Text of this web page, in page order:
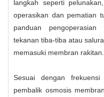
langkah seperti
operasikan dan pematian
panduan
tekanan tiba-tiba atau
memasuki membran rakitan.
Sesuai dengan
pembalik osmosis